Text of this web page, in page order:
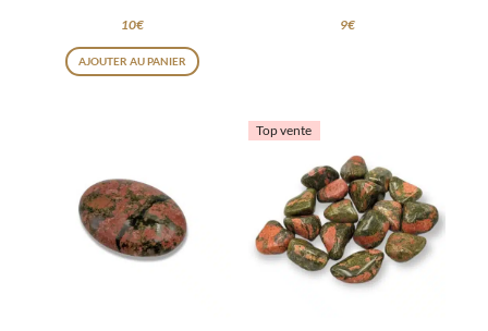
10€
AJOUTER AU PANIER
9€
Top vente